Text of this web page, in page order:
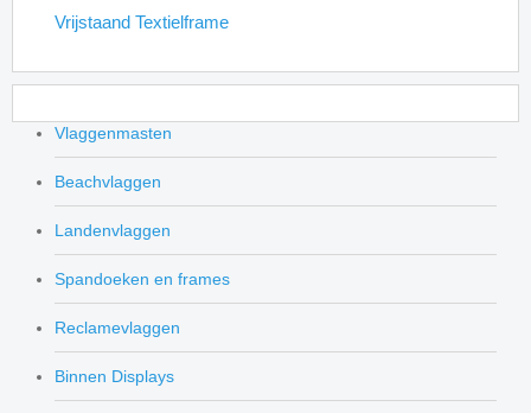
Vrijstaand Textielframe
Vlaggenmasten
Beachvlaggen
Landenvlaggen
Spandoeken en frames
Reclamevlaggen
Binnen Displays